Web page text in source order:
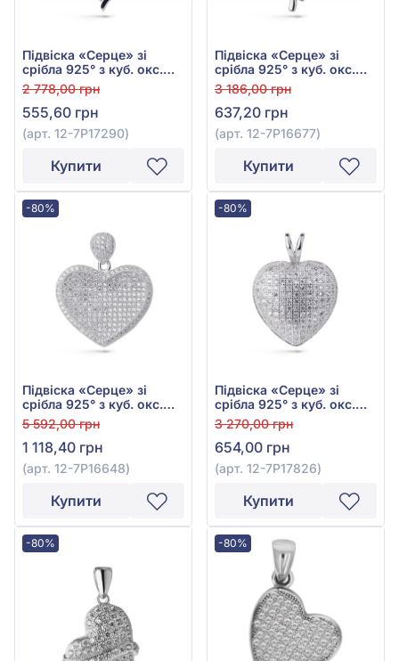
Підвіска «Серце» зі
срібла 925° з куб. окс.
цирконію, арт. 12-
7P17290
2 778,00 грн
555,60 грн
(арт. 12-7P17290)
Купити
Підвіска «Серце» зі
срібла 925° з куб. окс.
цирконію, арт. 12-
7P16677
3 186,00 грн
637,20 грн
(арт. 12-7P16677)
Купити
-80%
Підвіска «Серце» зі
срібла 925° з куб. окс.
цирконію, арт. 12-
7P16648
5 592,00 грн
1 118,40 грн
(арт. 12-7P16648)
Купити
-80%
Підвіска «Серце» зі
срібла 925° з куб. окс.
цирконію, арт. 12-
7P17826
3 270,00 грн
654,00 грн
(арт. 12-7P17826)
Купити
-80% -80%